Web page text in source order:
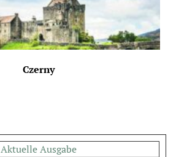
Czerny
Aktuelle Ausgabe